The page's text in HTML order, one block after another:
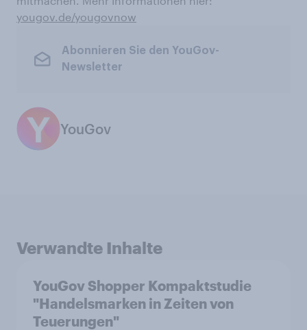
yougov.de/yougovnow
Abonnieren Sie den YouGov-
Newsletter
YouGov
Verwandte Inhalte
YouGov Shopper Kompaktstudie
"Handelsmarken in Zeiten von
Teuerungen"